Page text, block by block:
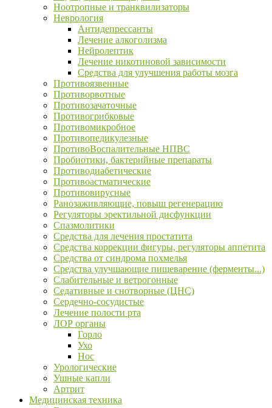
Ноотропные и транквилизаторы
Неврология
Антидепрессанты
Лечение алкоголизма
Нейролептик
Лечение никотиновой зависимости
Средства для улучшения работы мозга
Противоязвенные
Противорвотные
Противозачаточные
Противогрибковые
Противомикробное
Противопедикулезные
ПротивоВоспалительные НПВС
Пробиотики, бактерийные препараты
Противодиабетические
Противоастматические
Противовирусные
Ранозаживляющие, повыш регенерацию
Регуляторы эректильной дисфункции
Спазмолитики
Средства для лечения простатита
Средства коррекции фигуры, регуляторы аппетита
Средства от синдрома похмелья
Средства улучшающие пищеварение (ферменты...)
Слабительные и ветрогонные
Седативные и снотворные (ЦНС)
Сердечно-сосудистые
Лечение полости рта
ЛОР органы
Горло
Ухо
Нос
Урологические
Ушные капли
Артрит
Медицинская техника